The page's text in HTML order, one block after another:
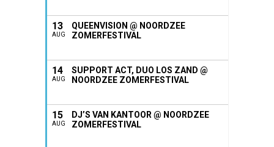
13
AUG
QUEENVISION @ NOORDZEE
ZOMERFESTIVAL
14
AUG
SUPPORT ACT, DUO LOS ZAND @
NOORDZEE ZOMERFESTIVAL
15
AUG
DJ’S VAN KANTOOR @ NOORDZEE
ZOMERFESTIVAL